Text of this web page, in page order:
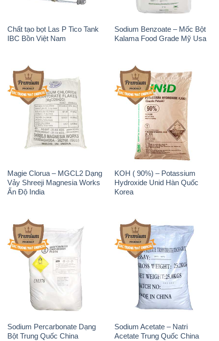
Chất tạo bọt Las P Tico Tank
IBC Bồn Việt Nam
Sodium Benzoate – Mốc Bột
Kalama Food Grade Mỹ Usa
Magie Clorua – MGCL2 Dạng
Vảy Shreeji Magnesia Works
Ấn Độ India
KOH ( 90%) – Potassium
Hydroxide Unid Hàn Quốc
Korea
Sodium Percarbonate Dạng
Bột Trung Quốc China
Sodium Acetate – Natri
Acetate Trung Quốc China